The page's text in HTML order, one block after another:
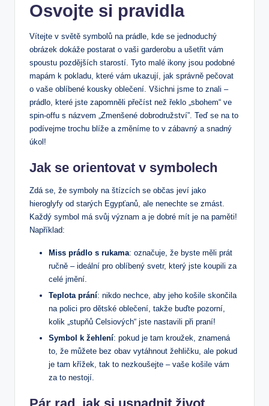
Osvojte si pravidla
Vítejte v světě symbolů na prádle, kde se jednoduchý
obrázek dokáže postarat o vaši garderobu a ušetřit vám
spoustu pozdějších starostí. Tyto malé ikony jsou podobné
mapám k pokladu, které vám ukazují, jak správně pečovat
o vaše oblíbené kousky oblečení. Všichni jsme to znali –
prádlo, které jste zapomněli přečíst než řeklo „sbohem“ ve
spin-offu s názvem „Zmenšené dobrodružství”. Teď se na to
podívejme trochu blíže a změníme to v zábavný a snadný
úkol!
Jak se orientovat v symbolech
Zdá se, že symboly na štízcích se občas jeví jako
hieroglyfy od starých Egypťanů, ale nenechte se zmást.
Každý symbol má svůj význam a je dobré mít je na paměti!
Například:
Miss prádlo s rukama: označuje, že byste měli prát
ručně – ideální pro oblíbený svetr, který jste koupili za
celé jmění.
Teplota prání: nikdo nechce, aby jeho košile skončila
na polici pro dětské oblečení, takže buďte pozorní,
kolik „stupňů Celsiových“ jste nastavili při praní!
Symbol k žehlení: pokud je tam kroužek, znamená
to, že můžete bez obav vytáhnout žehličku, ale pokud
je tam křížek, tak to nezkoušejte – vaše košile vám
za to nestojí.